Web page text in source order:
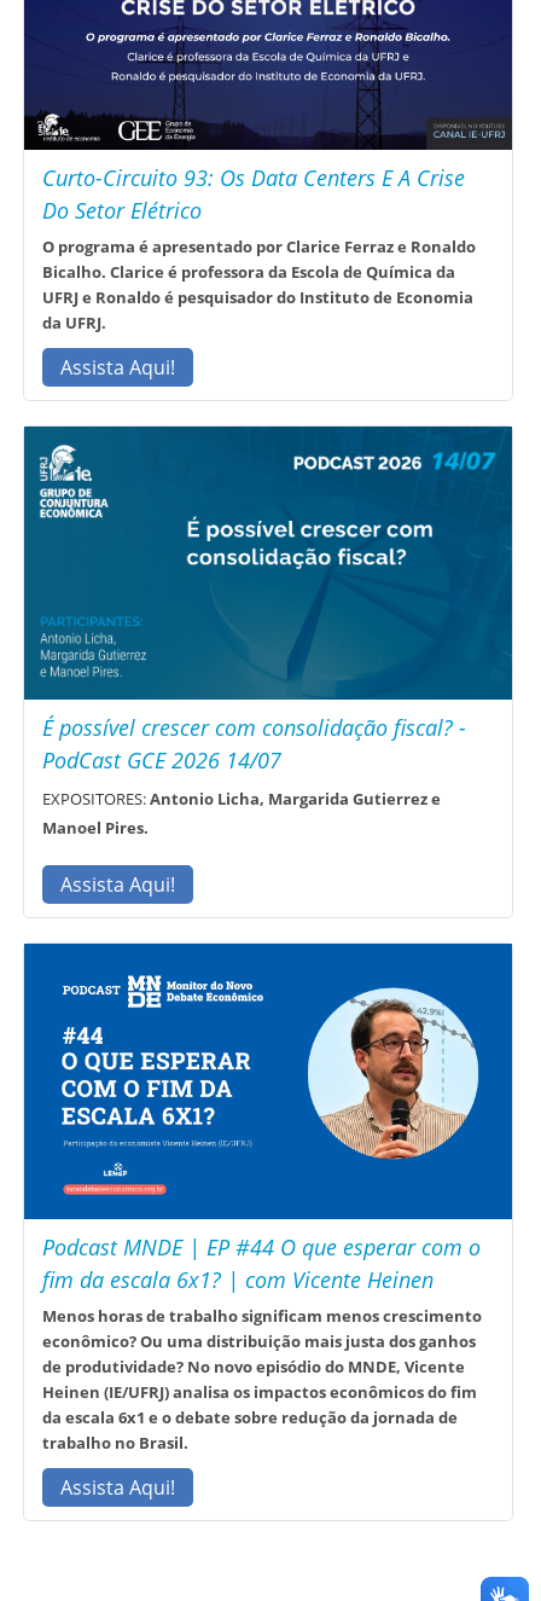
Curto-Circuito 93: Os Data Centers E A Crise
Do Setor Elétrico
O programa é apresentado por Clarice Ferraz e Ronaldo
Bicalho. Clarice é professora da Escola de Química da
UFRJ e Ronaldo é pesquisador do Instituto de Economia
da UFRJ.
Assista Aqui!
É possível crescer com consolidação fiscal? -
PodCast GCE 2026 14/07
EXPOSITORES:Antonio Licha, Margarida Gutierrez e
Manoel Pires.
Assista Aqui!
Podcast MNDE | EP #44 O que esperar com o
fim da escala 6x1? | com Vicente Heinen
Menos horas de trabalho significam menos crescimento
econômico? Ou uma distribuição mais justa dos ganhos
de produtividade? No novo episódio do MNDE, Vicente
Heinen (IE/UFRJ) analisa os impactos econômicos do fim
da escala 6x1 e o debate sobre redução da jornada de
trabalho no Brasil.
Assista Aqui!